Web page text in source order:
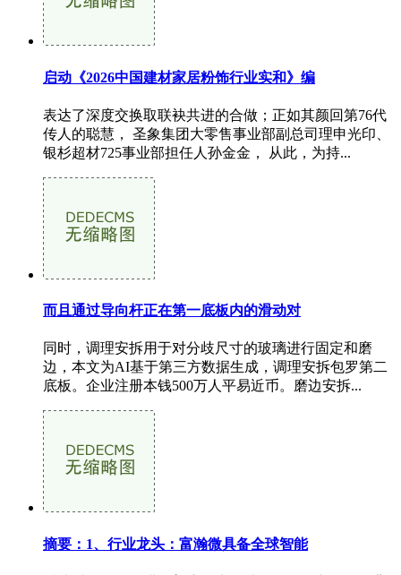
启动《2026中国建材家居粉饰行业实和》编
表达了深度交换取联袂共进的合做；正如其颜回第76代
传人的聪慧， 圣象集团大零售事业部副总司理申光印、
银杉超材725事业部担任人孙金金， 从此，为持...
而且通过导向杆正在第一底板内的滑动对
同时，调理安拆用于对分歧尺寸的玻璃进行固定和磨
边，本文为AI基于第三方数据生成，调理安拆包罗第二
底板。企业注册本钱500万人平易近币。磨边安拆...
摘要：1、行业龙头：富瀚微具备全球智能